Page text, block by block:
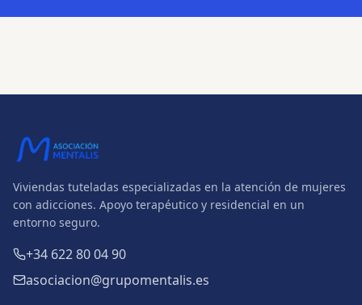
Viviendas tuteladas especializadas en la atención de mujeres
con adicciones. Apoyo terapéutico y residencial en un
entorno seguro.
+34 622 80 04 90
asociacion@grupomentalis.es